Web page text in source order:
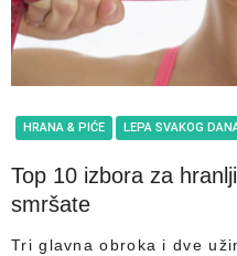
HRANA & PIĆE LEPA SVAKOG
Top 10 izbora za
smršate
Tri glavna obroka i dve